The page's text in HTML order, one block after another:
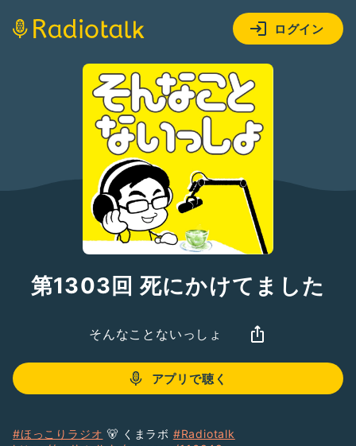
ログイン
第1303回 死にかけてました
そんなことないっしょ
アプリで聴く
#ほっこりラジオ 🐻 くまラボ #Radiotalk